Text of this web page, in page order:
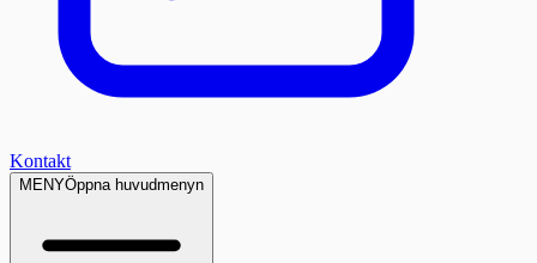
Kontakt
MENYÖppna huvudmenyn